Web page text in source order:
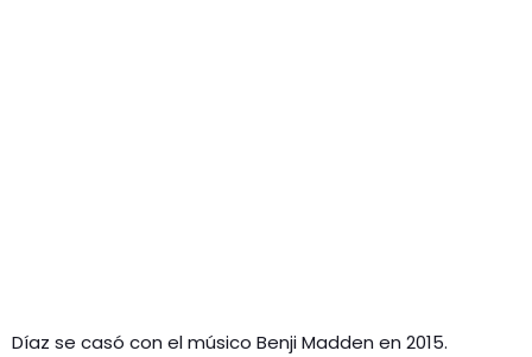
Díaz se casó con el músico Benji Madden en 2015.